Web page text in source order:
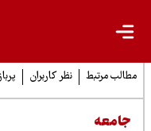
مرتبط نظر کاربران پربازدیدها